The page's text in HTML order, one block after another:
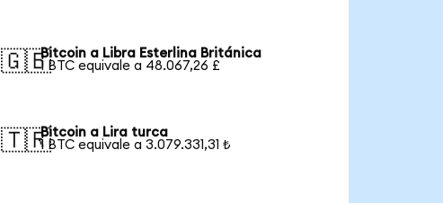
🇬🇧Bitcoin a Libra Esterlina Británica
1 BTC equivale a 48.067,26 £
🇹🇷Bitcoin a Lira turca
1 BTC equivale a 3.079.331,31 ₺